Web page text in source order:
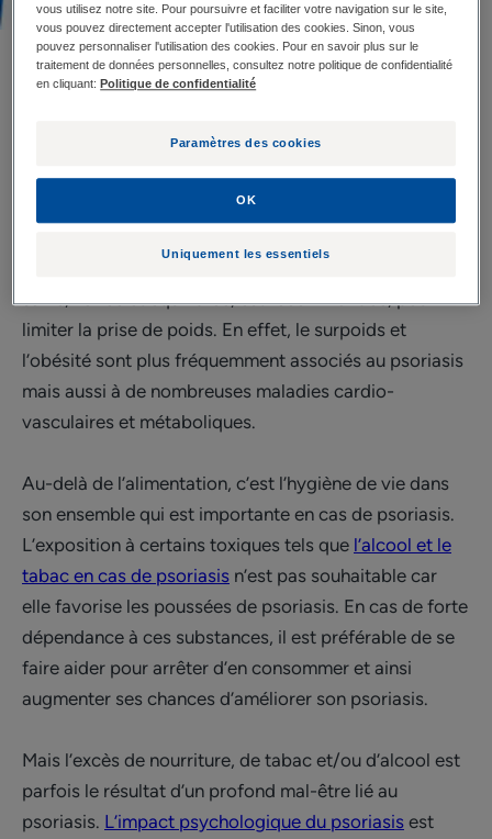
Psoriasis et alimentation
psoriasis et l’alimentation
de nombreux débats. Quels aliments privilégier, quels
aliments éviter ? Il est parfois difficile de s’y retrouver.
et des publications scientifiques, une alimentation
saine, variée et équilibrée, est recommandée, pour
limiter la prise de poids. En effet, le surpoids et
l’obésité sont plus fréquemment associés au psoriasis
mais aussi à de nombreuses maladies cardio-
vasculaires et métaboliques.
Au-delà de l’alimentation, c’est l’hygiène de vie dans
son ensemble qui est importante en cas de psoriasis.
L’exposition à certains toxiques tels que l’alcool et le
tabac en cas de psoriasis n’est pas souhaitable car
elle favorise les poussées de psoriasis. En cas de forte
dépendance à ces substances, il est préférable de se
faire aider pour arrêter d’en consommer et ainsi
augmenter ses chances d’améliorer son psoriasis.
Mais l’excès de nourriture, de tabac et/ou d’alcool est
parfois le résultat d’un profond mal-être lié au
psoriasis. L’impact psychologique du psoriasis est
vous utilisez notre site. Pour poursuivre et faciliter votre navigation sur le site,
vous pouvez directement accepter l'utilisation des cookies. Sinon, vous
pouvez personnaliser l'utilisation des cookies. Pour en savoir plus sur le
traitement de données personnelles, consultez notre politique de confidentialité
en cliquant: Politique de confidentialité
Paramètres des cookies
Uniquement les essentiels
OK